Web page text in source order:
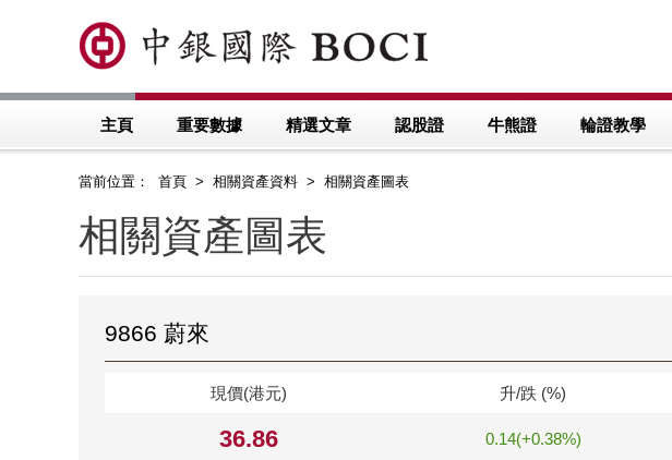
主頁 重要數據 精選文章 認股證 牛熊證 輪證教學
當前位置： 首頁 > 相關資產資料 > 相關資產圖表
相關資產圖表
9866 蔚來
現價(港元) 升/跌 (%)
36.86 0.14(+0.38%)